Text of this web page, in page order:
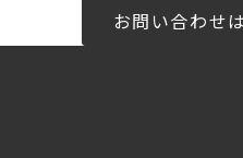
お問い合わせ